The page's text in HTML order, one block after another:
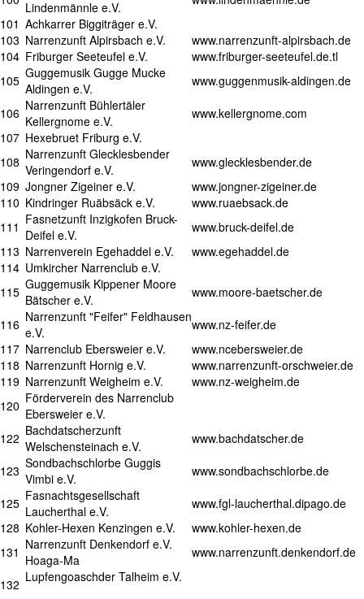
Lindenmännle e.V.
101 Achkarrer Biggiträger e.V.
103 Narrenzunft Alpirsbach e.V.
www.narrenzunft-alpirsbach.de
104 Friburger Seeteufel e.V.
www.friburger-seeteufel.de.tl
105 Guggemusik Gugge Mucke
Aldingen e.V.
www.guggenmusik-aldingen.de
106 Narrenzunft Bühlertäler
Kellergnome e.V.
www.kellergnome.com
107 Hexebruet Friburg e.V.
108 Narrenzunft Glecklesbender
Veringendorf e.V.
www.glecklesbender.de
109 Jongner Zigeiner e.V.
www.jongner-zigeiner.de
110 Kindringer Ruäbsäck e.V.
www.ruaebsack.de
111 Fasnetzunft Inzigkofen Bruck-
Deifel e.V.
www.bruck-deifel.de
113 Narrenverein Egehaddel e.V.
www.egehaddel.de
114 Umkircher Narrenclub e.V.
115 Guggemusik Kippener Moore
Bätscher e.V.
www.moore-baetscher.de
116 Narrenzunft "Feifer" Feldhausen
e.V.
www.nz-feifer.de
117 Narrenclub Ebersweier e.V.
www.ncebersweier.de
118 Narrenzunft Hornig e.V.
www.narrenzunft-orschweier.de
119 Narrenzunft Weigheim e.V.
www.nz-weigheim.de
120 Förderverein des Narrenclub
Ebersweier e.V.
122 Bachdatscherzunft
Welschensteinach e.V.
www.bachdatscher.de
123 Sondbachschlorbe Guggis
Vimbi e.V.
www.sondbachschlorbe.de
125 Fasnachtsgesellschaft
Laucherthal e.V.
www.fgl-laucherthal.dipago.de
128 Kohler-Hexen Kenzingen e.V. www.kohler-hexen.de
131 Narrenzunft Denkendorf e.V.
Hoaga-Ma
www.narrenzunft.denkendorf.de
132 Lupfengoaschder Talheim e.V.